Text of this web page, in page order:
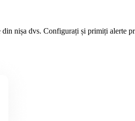
nișa dvs. Configurați și primiți alerte